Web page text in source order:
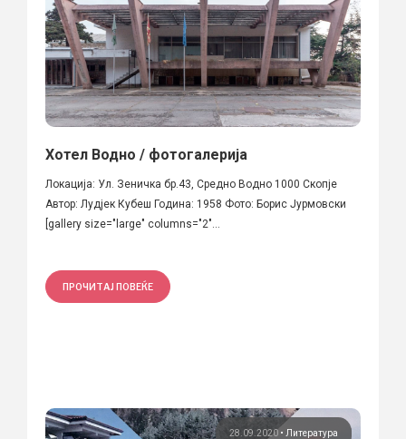
Хотел Водно / фотогалерија
Локација: Ул. Зеничка бр.43, Средно Водно 1000 Скопје
Автор: Лудјек Кубеш Година: 1958 Фото: Борис Јурмовски
[gallery size="large" columns="2"...
ПРОЧИТАЈ ПОВЕЌЕ
28.09.2020 • Литература